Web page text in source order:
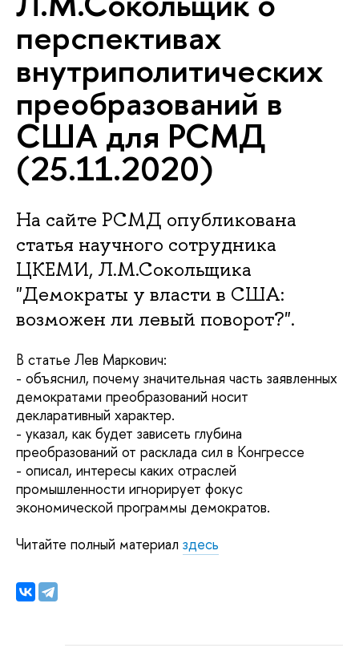
перспективах
внутриполитических
преобразований в
США для РСМД
(25.11.2020)
На сайте РСМД опубликована
статья научного сотрудника
ЦКЕМИ, Л.М.Сокольщика
"Демократы у власти в США:
возможен ли левый поворот?".
В статье Лев Маркович:
- объяснил, почему значительная часть заявленных
демократами преобразований носит
декларативный характер.
- указал, как будет зависеть глубина
преобразований от расклада сил в Конгрессе
- описал, интересы каких отраслей
промышленности игнорирует фокус
экономической программы демократов.
Читайте полный материал здесь